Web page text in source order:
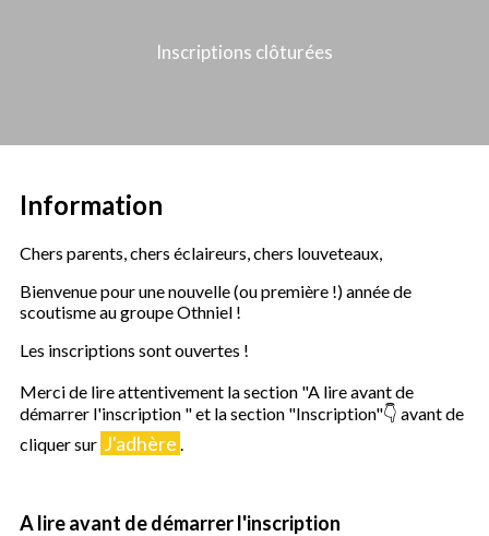
Inscriptions clôturées
Information
Chers parents, chers éclaireurs, chers louveteaux,
Bienvenue pour une nouvelle (ou première !) année de
scoutisme au groupe Othniel !
Les inscriptions sont ouvertes !
Merci de lire attentivement la section "A lire avant de
démarrer l'inscription " et la section "Inscription"👇 avant de
cliquer sur J'adhère .
A lire avant de démarrer l'inscription